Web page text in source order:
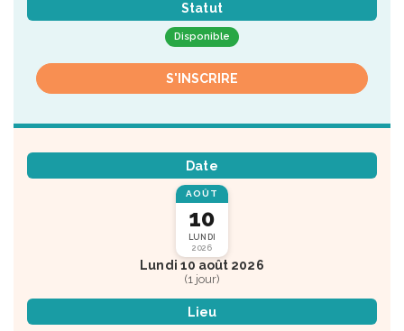
Statut
Disponible
S'INSCRIRE
Date
AOÛT
10
LUNDI
2026
Lundi 10 août 2026
(1 jour)
Lieu